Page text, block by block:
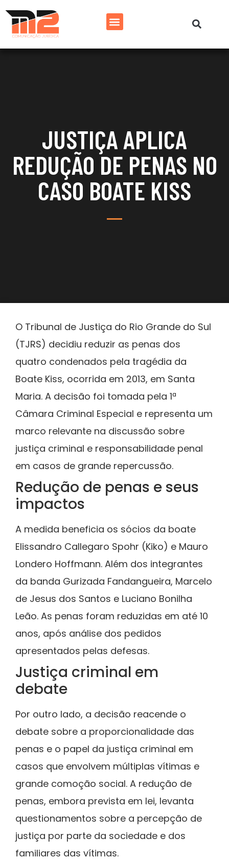
JUSTIÇA APLICA
REDUÇÃO DE PENAS NO
CASO BOATE KISS
O Tribunal de Justiça do Rio Grande do Sul
(TJRS) decidiu reduzir as penas dos
quatro condenados pela tragédia da
Boate Kiss, ocorrida em 2013, em Santa
Maria. A decisão foi tomada pela 1ª
Câmara Criminal Especial e representa um
marco relevante na discussão sobre
justiça criminal e responsabilidade penal
em casos de grande repercussão.
Redução de penas e seus
impactos
A medida beneficia os sócios da boate
Elissandro Callegaro Spohr (Kiko) e Mauro
Londero Hoffmann. Além dos integrantes
da banda Gurizada Fandangueira, Marcelo
de Jesus dos Santos e Luciano Bonilha
Leão. As penas foram reduzidas em até 10
anos, após análise dos pedidos
apresentados pelas defesas.
Justiça criminal em
debate
Por outro lado, a decisão reacende o
debate sobre a proporcionalidade das
penas e o papel da justiça criminal em
casos que envolvem múltiplas vítimas e
grande comoção social. A redução de
penas, embora prevista em lei, levanta
questionamentos sobre a percepção de
justiça por parte da sociedade e dos
familiares das vítimas.